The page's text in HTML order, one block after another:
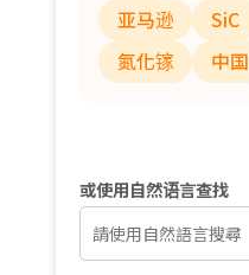
亚马逊
SiC
氮化镓
中国
或使用自然语言查找